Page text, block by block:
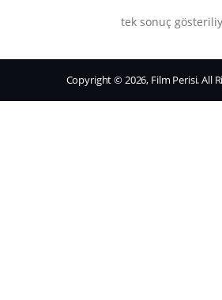
tek sonuç
Copyright © 2026, Film Perisi. All